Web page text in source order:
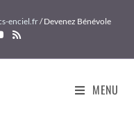
enciel.fr/ Devenez Bénévole
MENU